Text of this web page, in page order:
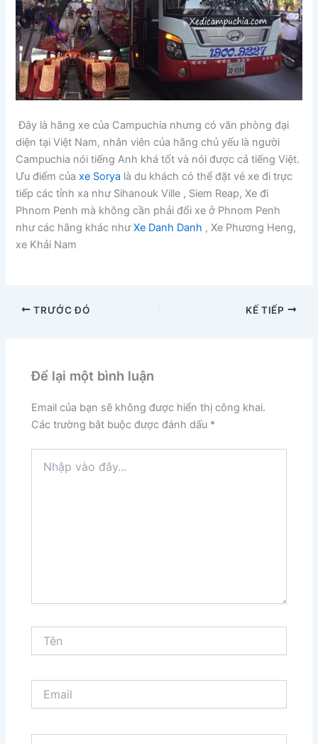
Đây là hãng xe của Campuchia nhưng có văn phòng đại
diện tại Việt Nam, nhân viên của hãng chủ yếu là người
Campuchia nói tiếng Anh khá tốt và nói được cả tiếng Việt.
Ưu điểm củaxe Sorya là du khách có thể đặt vé xe đi trực
tiếp các tỉnh xa như Sihanouk Ville , Siem Reap, Xe đi
Phnom Penh mà không cần phải đổi xe ở Phnom Penh
như các hãng khác nhưXe Danh Danh , Xe Phương Heng,
xe Khải Nam
TRƯỚC ĐÓ KẾ TIẾP
Để lại một bình luận
Email của bạn sẽ không được hiển thị công khai.
Các trường bắt buộc được đánh dấu *
vào